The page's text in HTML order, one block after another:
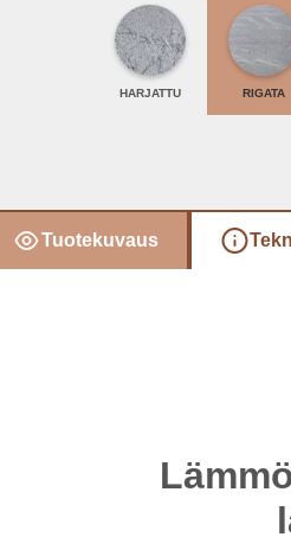
HARJATTU RIGATA
Tuotekuvaus